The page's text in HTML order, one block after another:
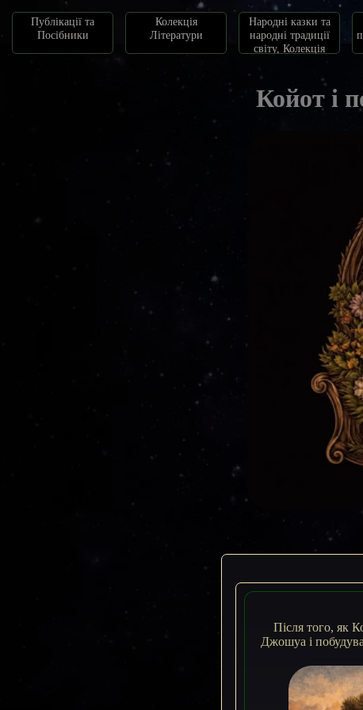
Публікації та
Посібники
Колекція
Літератури
Народні казки та
народні традиції
світу, Колекція
Койот і
Після того, як
Джошуа і